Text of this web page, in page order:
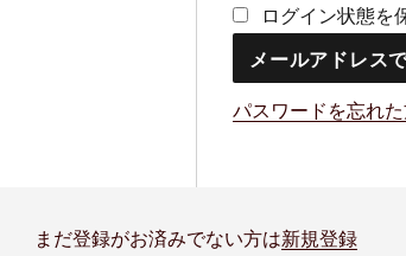
ログイン状態を
パスワードを忘れ
まだ登録がお済みでない方は新規登録